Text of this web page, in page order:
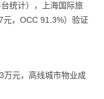
统计），上海国际旅
元，OCC 91.3%）验证
万元，高线城市物业成